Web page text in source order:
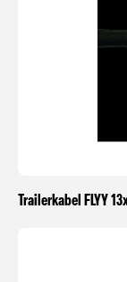
Trailerkabel FLYY